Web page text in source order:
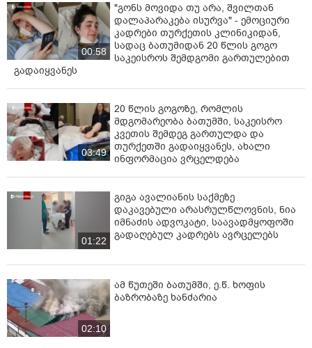
00:58
"გონს მოვიდა თუ არა, შვილთან
დალაპარაკება ისურვა" - ემოციური
კადრები თურქეთის კლინიკიდან,
სადაც ბათუმიდან 20 წლის გოგო
საკეისროს შემდგომი გართულებით
გადაიყვანეს
03:49
20 წლის გოგოზე, რომლის
მდგომარეობა ბათუმში, საკეისრო
კვეთის შემდეგ გართულდა და
თურქეთში გადაიყვანეს, ახალი
ინფორმაცია ვრცელდება
01:22
გიგა ავალიანის საქმეზე
დაკავებული არასრულწლოვნის, ნია
იმნაძის ადვოკატი, საავადმყოფოში
გადაღებულ კადრებს ავრცელებს
02:10
ამ წუთეში ბათუმში, ე.წ. ხოფის
ბაზრობაზე ხანძარია